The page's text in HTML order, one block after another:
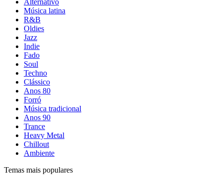
Alternativo
Música latina
R&B
Oldies
Jazz
Indie
Fado
Soul
Techno
Clássico
Anos 80
Forró
Música tradicional
Anos 90
Trance
Heavy Metal
Chillout
Ambiente
Temas mais populares